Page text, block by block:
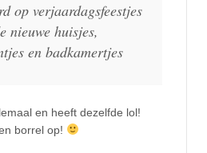
op verjaardagsfeestjes
nieuwe huisjes,
en badkamertjes
en heeft dezelfde lol!
borrel op!